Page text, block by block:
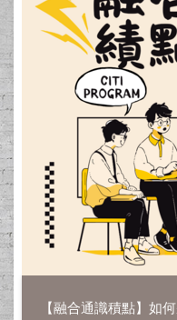
【融合通識積點】如